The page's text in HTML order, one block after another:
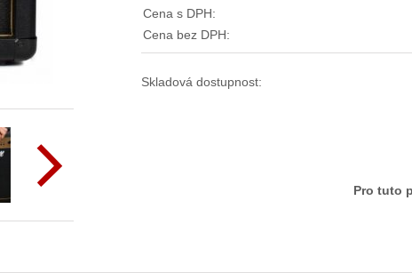
Cena s DPH:
Cena bez DPH:
Skladová dostupnost:
Pro tuto